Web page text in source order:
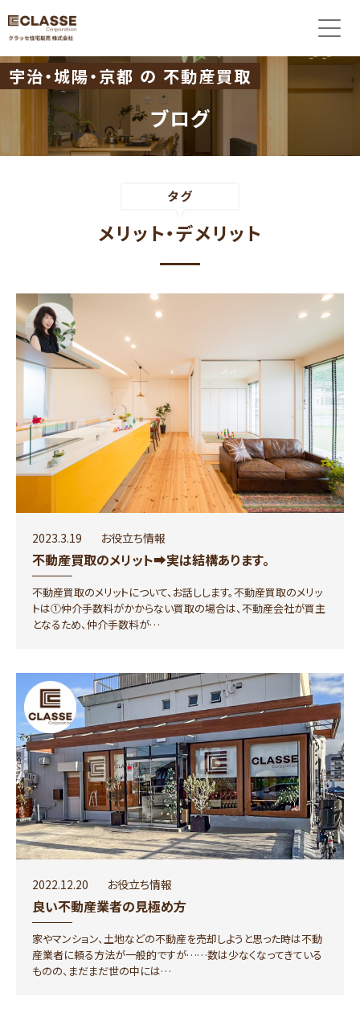
宇治・城陽・京都 の 不動産買取
ブログ
メリット・デメリット
2023.3.19 お役立ち情報
不動産買取のメリット➡実は結構あります。
不動産買取のメリットについて、お話しします。不動産買取のメリッ
トは①仲介手数料がかからない買取の場合は、不動産会社が買主
となるため、仲介手数料が…
2022.12.20 お役立ち情報
良い不動産業者の見極め方
家やマンション、土地などの不動産を売却しようと思った時は不動
産業者に頼る方法が一般的ですが……数は少なくなってきている
ものの、まだまだ世の中には…